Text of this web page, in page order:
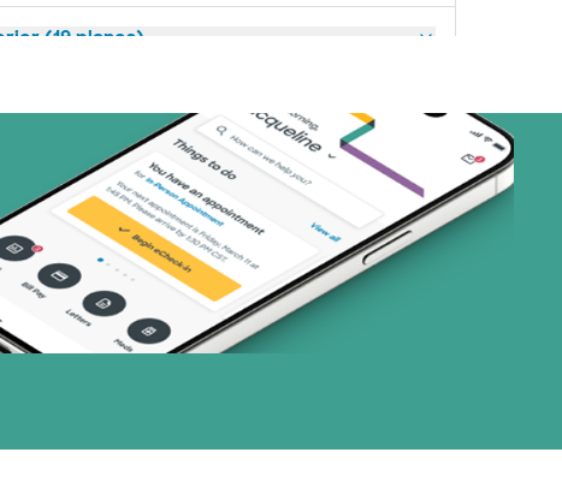
(19 planes)
(33 planes)